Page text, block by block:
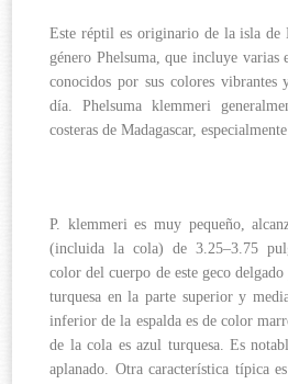
Este réptil es originario de la isla de
género Phelsuma, que incluye varias
conocidos por sus colores vibrantes
día. Phelsuma klemmeri
costeras de Madagascar,
P. klemmeri es muy pequeño,
(incluida la cola) de 3.25–3.75
color del cuerpo de este geco
turquesa en la parte superior y
inferior de la espalda es de color
de la cola es azul turquesa. Es
aplanado. Otra característica típica